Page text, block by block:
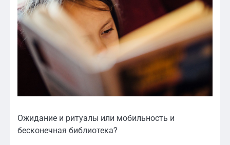
Ожидание и ритуалы или мобильность и
бесконечная библиотека?